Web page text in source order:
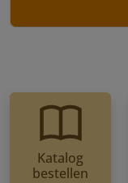
Katalog
bestellen